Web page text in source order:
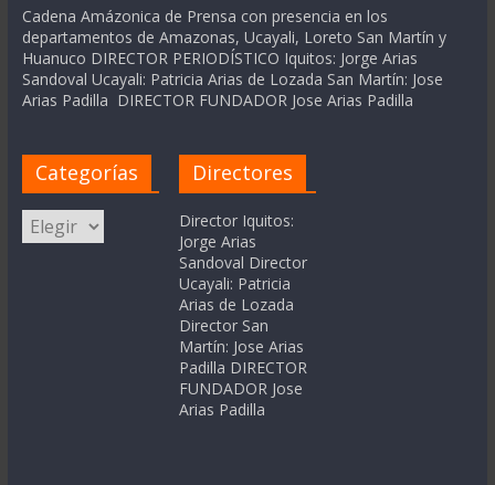
Cadena Amázonica de Prensa con presencia en los
departamentos de Amazonas, Ucayali, Loreto San Martín y
Huanuco DIRECTOR PERIODÍSTICO Iquitos: Jorge Arias
Sandoval Ucayali: Patricia Arias de Lozada San Martín: Jose
Arias Padilla DIRECTOR FUNDADOR Jose Arias Padilla
Categorías
Categorías
Directores
Director Iquitos:
Jorge Arias
Sandoval Director
Ucayali: Patricia
Arias de Lozada
Director San
Martín: Jose Arias
Padilla DIRECTOR
FUNDADOR Jose
Arias Padilla